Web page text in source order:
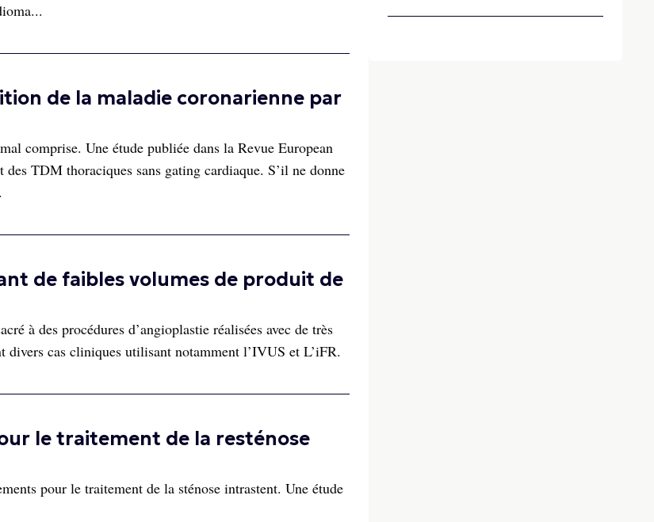
de la maladie coronarienne par
comprise. Une étude publiée dans la Revue European
TDM thoraciques sans gating cardiaque. S’il ne donne
de faibles volumes de produit de
à des procédures d’angioplastie réalisées avec de très
divers cas cliniques utilisant notamment l’IVUS et L’iFR.
le traitement de la resténose
pour le traitement de la sténose intrastent. Une étude